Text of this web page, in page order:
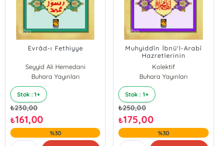
Evrâd-ı Fethiyye
Seyyid Ali Hemedani
Buhara Yayınları
Stok : 1+
₺230,00
₺161,00
%30
Muhyiddîn İbnü'l-Arabî
Hazretlerinin
Salâtlarından Bir Demet
Kolektif
Buhara Yayınları
Stok : 1+
₺250,00
₺175,00
%30